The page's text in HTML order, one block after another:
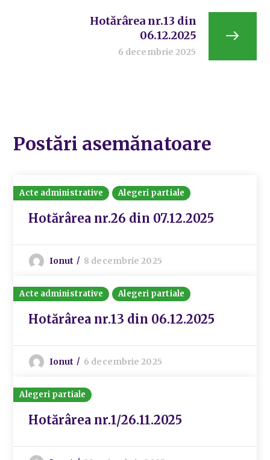
Hotărârea nr.13 din
06.12.2025
6 decembrie 2025
Postări asemănatoare
Acte administrative Alegeri partiale
Hotărârea nr.26 din 07.12.2025
Ionut 8 decembrie 2025
Acte administrative Alegeri partiale
Hotărârea nr.13 din 06.12.2025
Ionut 6 decembrie 2025
Alegeri partiale
Hotărârea nr.1/26.11.2025